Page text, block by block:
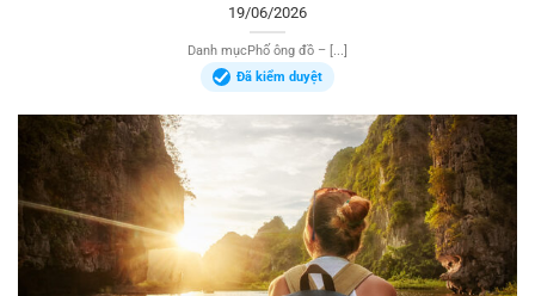
19/06/2026
Danh mụcPhố ông đồ – [...]
Đã kiểm duyệt